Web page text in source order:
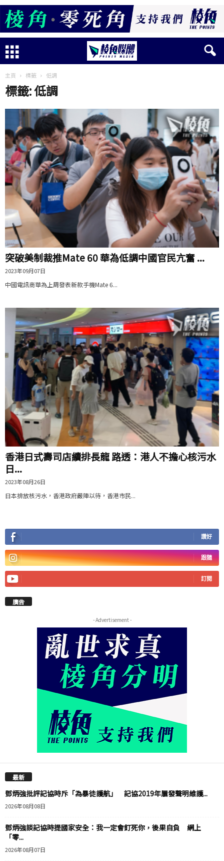
主頁 標籤 低調
標籤: 低調
突破美制裁推Mate 60 華為低調中國官民亢奮 ...
2023年09月07日
中國電訊商華為上周發表新款手機Mate 6...
香港日式壽司店續排長龍 路透：港人不擔心核污水
日...
2023年08月26日
日本排放核污水，香港政府嚴陣以待，香港市民...
讚好
跟隨
訂閱
廣告
- Advertisement -
最新
鄧炳強批評記協時斥「為暴徒護航」 記協2019年屢發聲明維護...
2026年08月08日
鄧炳強談記協時提國家安全：我一定會釘死你，後果自負 網上
「零...
2026年08月07日